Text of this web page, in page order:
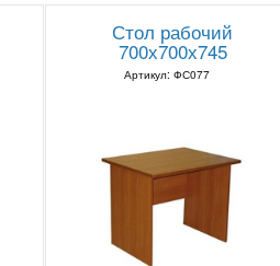
Стол рабочий
700х700х745
Артикул: ФС077